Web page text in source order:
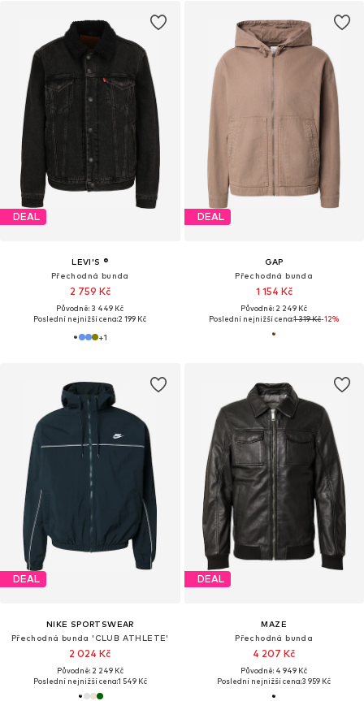
DEAL
LEVI'S ®
Přechodná bunda
2 759 Kč
Původně: 3 449 Kč
Poslední nejnižší cena:2 199 Kč
+1
DEAL
GAP
Přechodná bunda
1 154 Kč
Původně: 2 249 Kč
Poslední nejnižší cena:1 319 Kč-12%
DEAL
NIKE SPORTSWEAR
Přechodná bunda 'CLUB ATHLETE'
2 024 Kč
Původně: 2 249 Kč
Poslední nejnižší cena:1 549 Kč
DEAL
MAZE
Přechodná bunda
4 207 Kč
Původně: 4 949 Kč
Poslední nejnižší cena:3 959 Kč